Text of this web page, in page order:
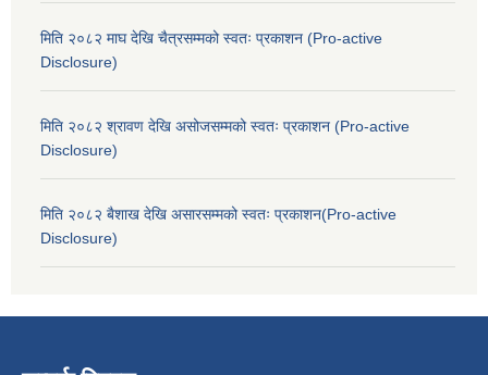
मिति २०८२ माघ देखि चैत्रसम्मको स्वतः प्रकाशन (Pro-active
Disclosure)
मिति २०८२ श्रावण देखि असोजसम्मको स्वतः प्रकाशन (Pro-active
Disclosure)
मिति २०८२ बैशाख देखि असारसम्मको स्वतः प्रकाशन(Pro-active
Disclosure)